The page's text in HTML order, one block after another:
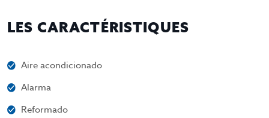
LES CARACTÉRISTIQUES
Aire acondicionado
Alarma
Reformado